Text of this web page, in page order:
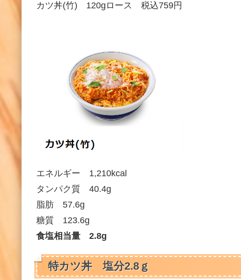
カツ丼(竹) 120gロース 税込759円
エネルギー 1,210kcal
タンパク質 40.4g
脂肪 57.6g
糖質 123.6g
食塩相当量 2.8g
特カツ丼 塩分2.8ｇ